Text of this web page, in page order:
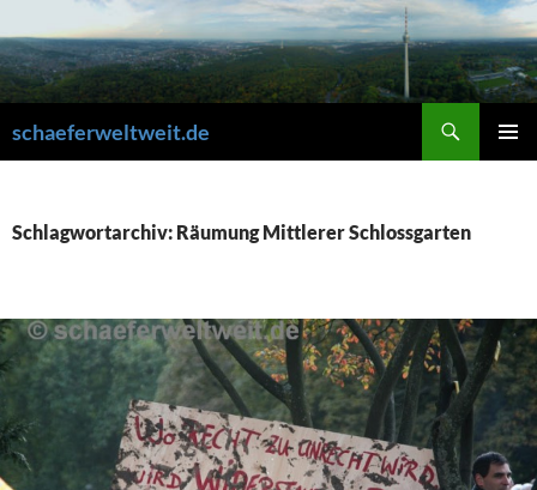
Inhalt
springen
schaeferweltweit.de
Schlagwortarchiv: Räumung Mittlerer Schlossgarten